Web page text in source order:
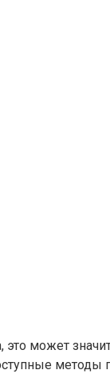
может
методы